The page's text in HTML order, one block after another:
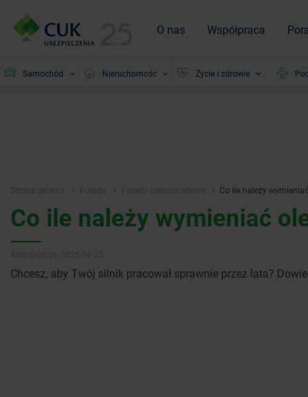
O nas Współpraca
Samochód Nieruchomość Życie i zdrowie
Co ile należy
Co ile należy wymieniać
Chcesz, aby Twój silnik pracował sprawnie przez lata?